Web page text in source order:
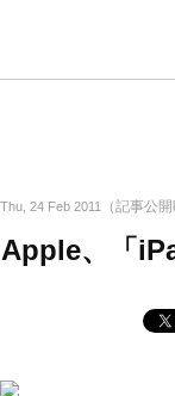
Thu, 24 Feb 2011 （記事公
Apple、「